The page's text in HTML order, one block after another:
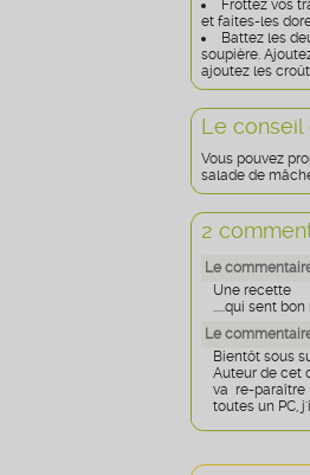
Frottez vos
et faites-les
Battez les
soupière.
ajoutez les
Le conseil
Vous pouvez
salade de
2
Le
Une recette
.....qui sent
Le
Bientôt sous
Auteur de cet
va re-
toutes un PC,